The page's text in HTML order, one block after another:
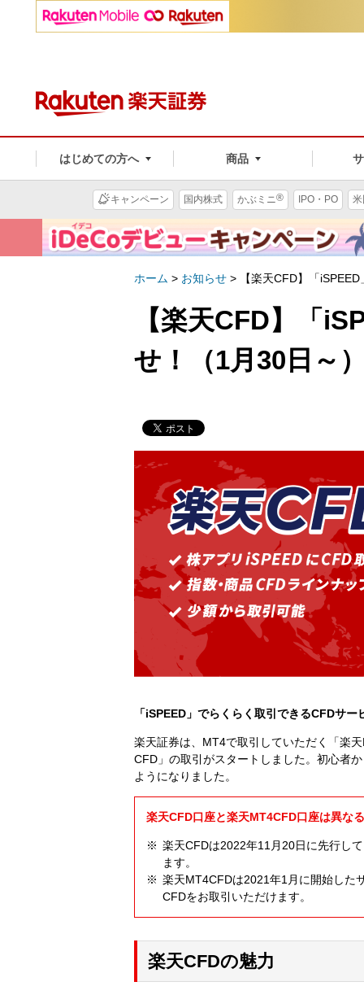
はじめての方へ 商品
キャンペーン 国内株式 かぶミニ® IPO・PO
ホーム > お知らせ > 【楽天CFD】「
【楽天CFD】「
せ！（1月30日～
「iSPEED」でらくらく取引できるCFDサー
楽天証券は、MT4で取引していただく「楽
CFD」の取引がスタートしました。初心者
ようになりました。
楽天CFD口座と楽天MT4CFD口座は異な
楽天CFDは2022年11月20日に先行し
ます。
楽天MT4CFDは2021年1月に開始した
CFDをお取引いただけます。
楽天CFDの魅力